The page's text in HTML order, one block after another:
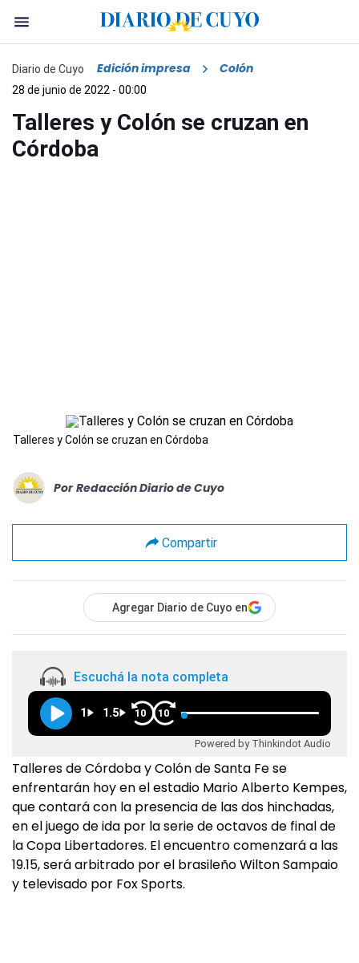
Diario de Cuyo Edición impresa Colón
28 de junio de 2022 - 00:00
Talleres y Colón se cruzan en
Córdoba
Talleres y Colón se cruzan en Córdoba
Por Redacción Diario de Cuyo
Compartir
Agregar Diario de Cuyo en
Escuchá la nota completa
1 1.5 10 10
Powered by Thinkindot Audio
Talleres de Córdoba y Colón de Santa Fe se
enfrentarán hoy en el estadio Mario Alberto Kempes,
que contará con la presencia de las dos hinchadas,
en el juego de ida por la serie de octavos de final de
la Copa Libertadores. El encuentro comenzará a las
19.15, será arbitrado por el brasileño Wilton Sampaio
y televisado por Fox Sports.